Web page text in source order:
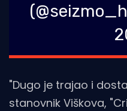
"Dugo je trajao i
stanovnik Viškova,